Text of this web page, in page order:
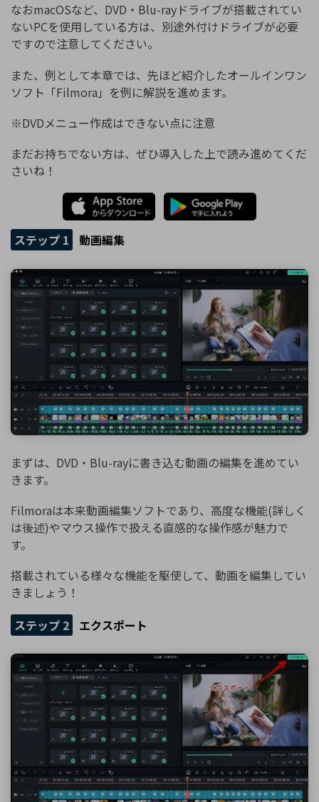
なおmacOSなど、DVD・Blu-rayドライブが搭載されてい
ないPCを使用している方は、別途外付けドライブが必要
ですので注意してください。
また、例として本章では、先ほど紹介したオールインワン
ソフト「Filmora」を例に解説を進めます。
※DVDメニュー作成はできない点に注意
まだお持ちでない方は、ぜひ導入した上で読み進めてくだ
さいね！
ステップ 1 動画編集
まずは、DVD・Blu-rayに書き込む動画の編集を進めてい
きます。
Filmoraは本来動画編集ソフトであり、高度な機能(詳しく
は後述)やマウス操作で扱える直感的な操作感が魅力で
す。
搭載されている様々な機能を駆使して、動画を編集してい
きましょう！
ステップ 2
エクスポート